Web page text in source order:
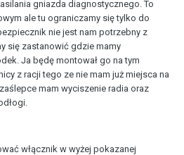
gniazda diagnostycznego. To
ale tu ograniczamy się tylko do
nie jest nam potrzebny z
się zastanowić gdzie mamy
Ja będę montował go na tym
z racji tego ze nie mam już miejsca na
mam wyciszenie radia oraz
włącznik w wyżej pokazanej